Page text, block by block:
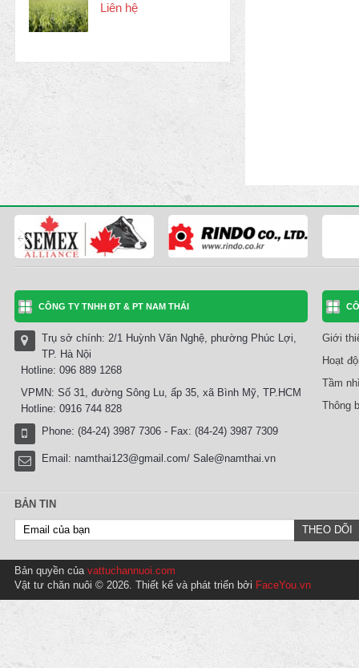
Liên hệ
CÔNG TY TNHH ĐT & PT NAM THÁI
Trụ sở chính: 2/1 Huỳnh Văn Nghệ, phường Phúc Lợi,
TP. Hà Nội
Hotline: 096 889 1268
VPMN: Số 31, đường Sông Lu, ấp 35, xã Bình Mỹ, TP.HCM
Hotline: 0916 744 828
Phone: (84-24) 3987 7306 - Fax: (84-24) 3987 7309
Email: namthai123@gmail.com/ Sale@namthai.vn
Giới
Hoạt
Tầm
Thông
BẢN TIN
Bản quyền của vattuchannuoi.com
Vật tư chăn nuôi © 2026. Thiết kế và phát triển bởi FaceYou.vn